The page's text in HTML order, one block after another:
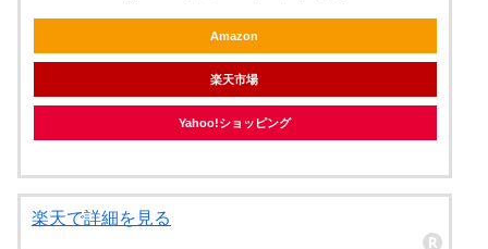
Amazon
楽天市場
Yahoo!ショッピング
楽天で詳細を見る